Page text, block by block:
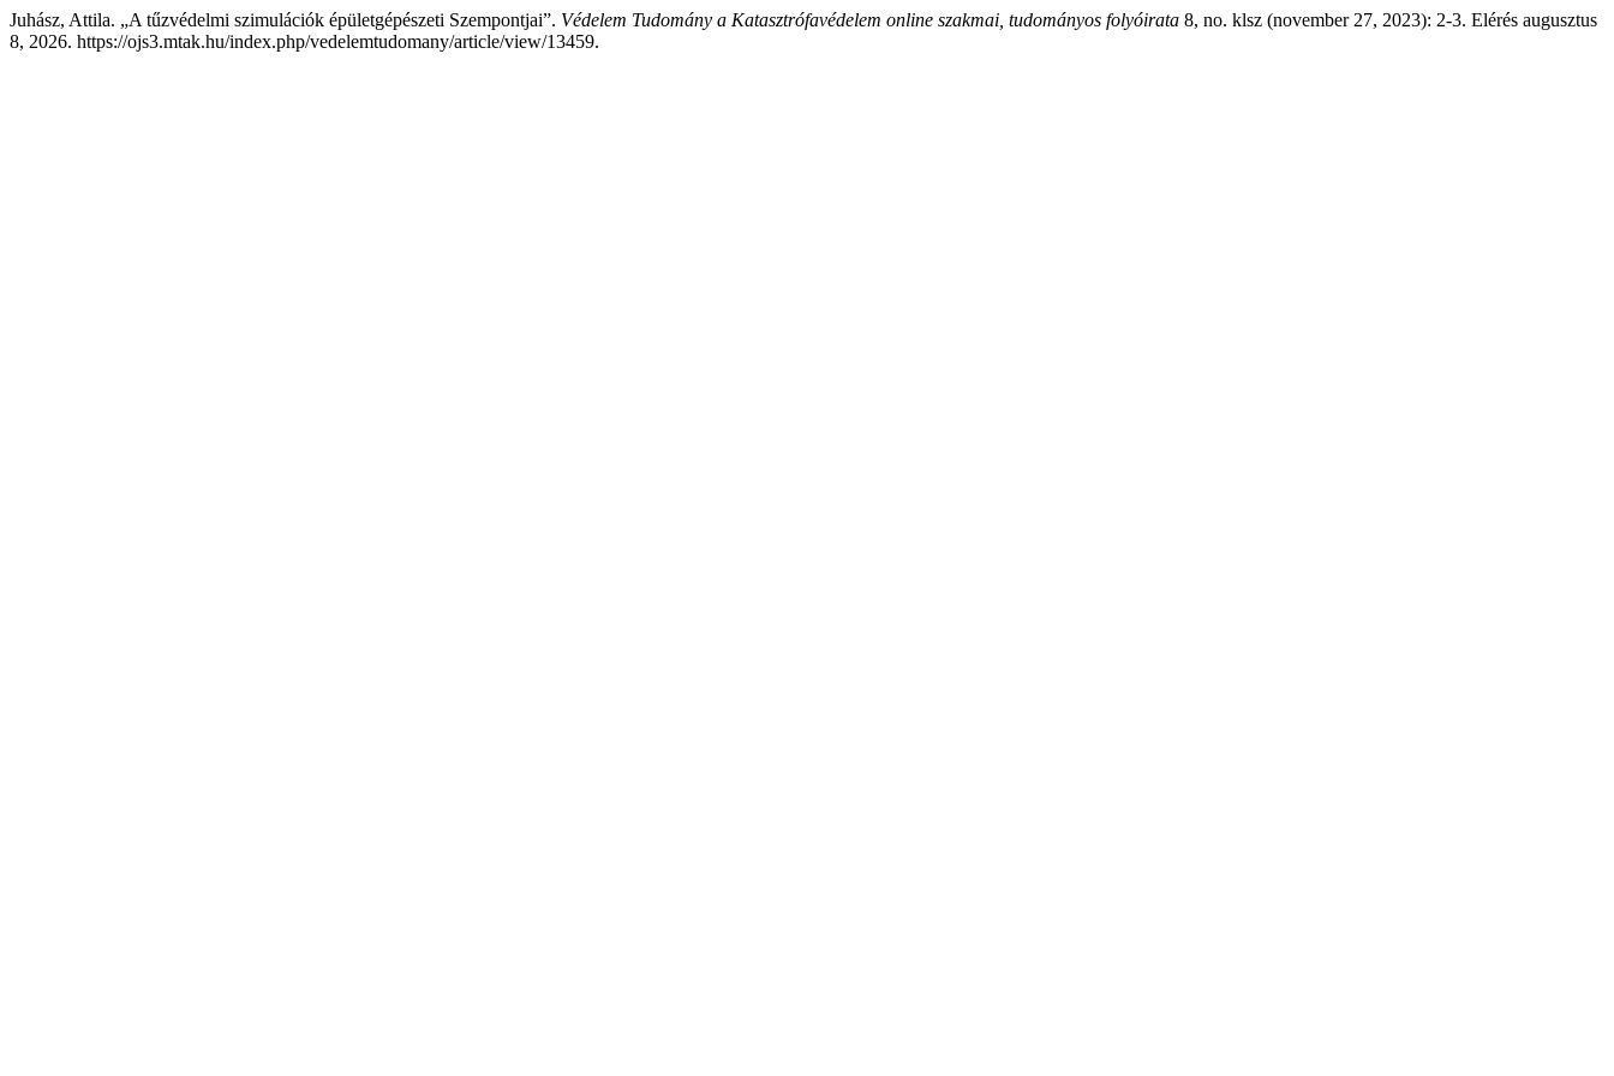
Juhász, Attila. „A tűzvédelmi szimulációk épületgépészeti Szempontjai”. Védelem Tudomány a Katasztrófavédelem online szakmai, tudományos folyóirata 8, no. klsz (november 27, 2023): 2-3. Elérés augusztus
8, 2026. https://ojs3.mtak.hu/index.php/vedelemtudomany/article/view/13459.